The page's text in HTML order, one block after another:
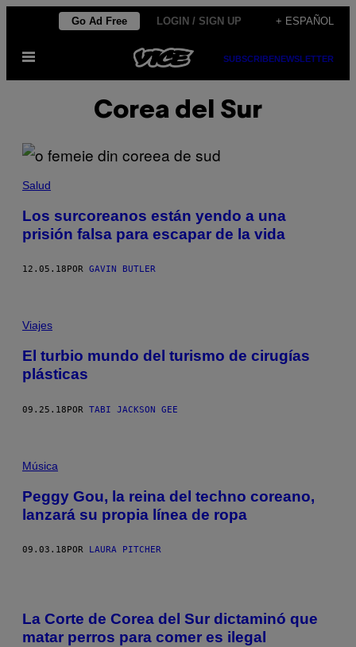
contenido
Go Ad Free LOGIN / SIGN UP + ESPAÑOL
Abrir
SUBSCRIBENEWSLETTER
Corea del Sur
Salud
Los surcoreanos están yendo a una
prisión falsa para escapar de la vida
12.05.18 POR GAVIN BUTLER
Viajes
El turbio mundo del turismo de cirugías
plásticas
09.25.18POR TABI JACKSON GEE
Música
Peggy Gou, la reina del techno coreano,
lanzará su propia línea de ropa
09.03.18 POR LAURA PITCHER
La Corte de Corea del Sur dictaminó que
matar perros para comer es ilegal